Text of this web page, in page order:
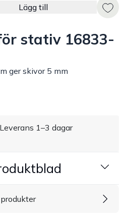
Lägg till
stativ 16833-
ger skivor 5 mm
Leverans 1–3 dagar